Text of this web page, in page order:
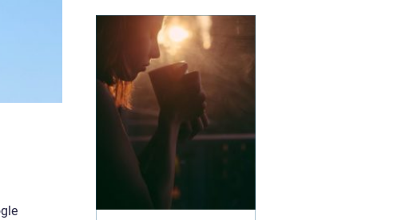
intelligent, så du får
mest muligt ud af
strømmen. Når du leder
efter en elektriker i
Vanløse, handler det
der...